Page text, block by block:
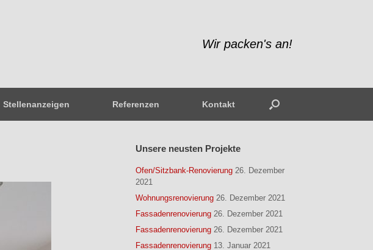
Wir packen's an!
Stellenanzeigen Referenzen Kontakt
Unsere neusten Projekte
Ofen/Sitzbank-Renovierung 26. Dezember
2021
Wohnungsrenovierung 26. Dezember 2021
Fassadenrenovierung 26. Dezember 2021
Fassadenrenovierung 26. Dezember 2021
Fassadenrenovierung 13. Januar 2021